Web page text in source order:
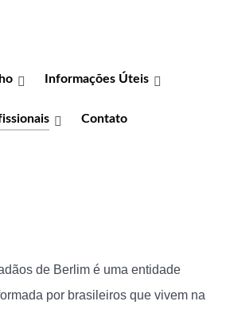
Informações Úteis
Contato
de Berlim é uma entidade
por brasileiros que vivem na